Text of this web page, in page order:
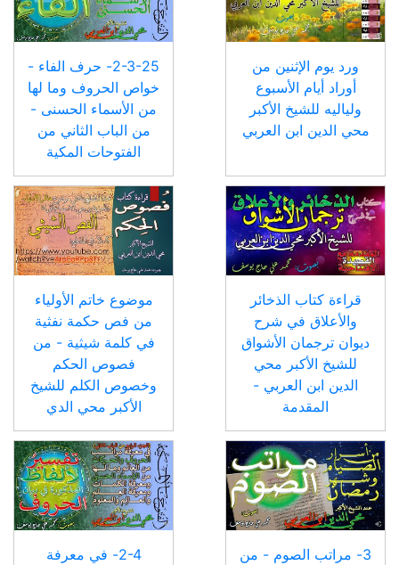
ورد يوم الإثنين من
أوراد أيام الأسبوع
ولياليه للشيخ الأكبر
محي الدين ابن العربي
2-3-25- حرف الفاء -
خواص الحروف وما لها
من الأسماء الحسنى -
من الباب الثاني من
الفتوحات المكية
قراءة كتاب الذخائر
والأعلاق في شرح
ديوان ترجمان الأشواق
للشيخ الأكبر محي
الدين ابن العربي -
المقدمة
موضوع خاتم الأولياء
من فص حكمة نفثية
في كلمة شيثية - من
فصوص الحكم
وخصوص الكلم للشيخ
الأكبر محي الدي
3- مراتب الصوم - من
2-4- في معرفة